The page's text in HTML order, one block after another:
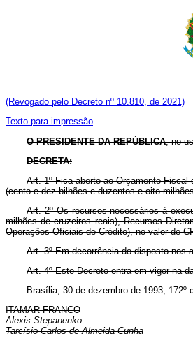
(Revogado pelo Decreto nº 10.810, de 2021)
Texto para impressão
O PRESIDENTE DA REPÚBLICA, no
DECRETA:
Art. 1º Fica aberto ao Orçamento Fiscal
(cento e dez bilhões e duzentos e oito
Art. 2º Os recursos necessários à
milhões de cruzeiros reais), Recursos
Operações Oficiais de Crédito), no valor de
Art. 3º Em decorrência do disposto nos
Art. 4º Este Decreto entra em vigor na
Brasília, 30 de dezembro de 1993; 172º
ITAMAR FRANCO
Alexis Stepanenko
Tarcísio Carlos de Almeida Cunha